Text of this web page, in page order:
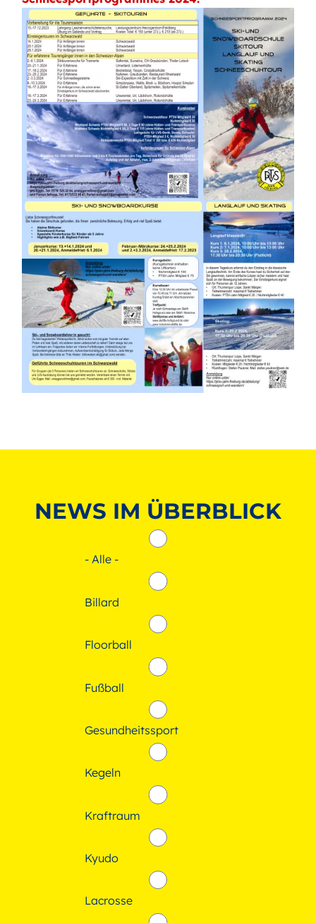
Bild
Bild
NEWS IM ÜBERBLICK
- Alle -
Billard
Floorball
Fußball
Gesundheitssport
Kegeln
Kraftraum
Kyudo
Lacrosse